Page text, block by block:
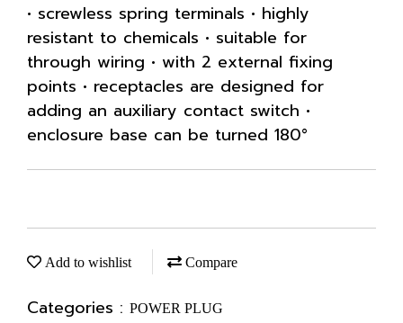
• screwless spring terminals • highly
resistant to chemicals • suitable for
through wiring • with 2 external fixing
points • receptacles are designed for
adding an auxiliary contact switch •
enclosure base can be turned 180°
Add to wishlist Compare
Categories : POWER PLUG